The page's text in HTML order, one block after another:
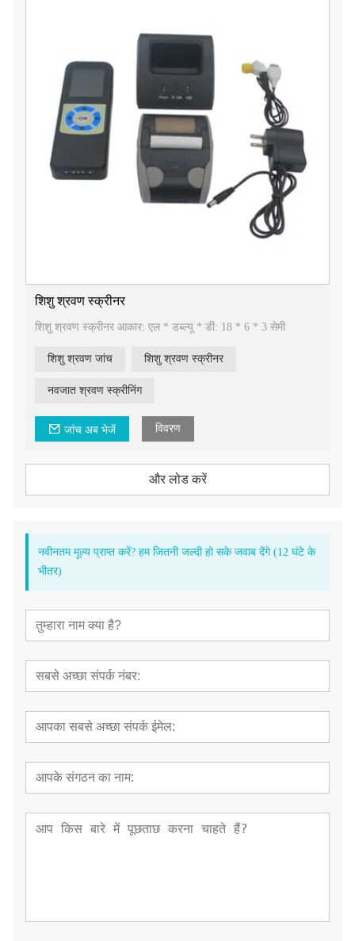
शिशु श्रवण स्क्रीनर
शिशु श्रवण स्क्रीनर आकार: एल * डब्ल्यू * डी: 18 * 6 * 3 सेमी
शिशु श्रवण जांच शिशु श्रवण स्क्रीनर
नवजात श्रवण स्क्रीनिंग
जांच अब भेजें विवरण
और लोड करें
नवीनतम मूल्य प्राप्त करें? हम जितनी जल्दी हो सके जवाब देंगे (12 घंटे के
भीतर)